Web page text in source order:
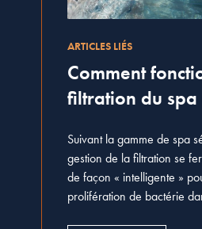
ARTICLES LIÉS
Comment
filtration du spa
Suivant la gamme de spa
gestion de la filtration se
de façon « intelligente »
prolifération de bactérie